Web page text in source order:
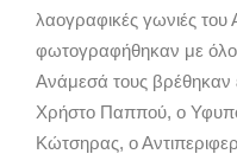
λαογραφικές γωνιές του
φωτογραφήθηκαν με
Ανάμεσά τους
Χρήστο Παππού, ο
Κώτσηρας, ο